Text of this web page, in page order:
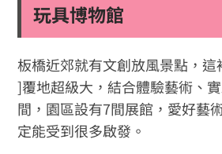
玩具博物館
板橋近郊就有文創放風景點，
]覆地超級大，結合體驗藝術、
間，園區設有7間展館，愛好藝
定能受到很多啟發。